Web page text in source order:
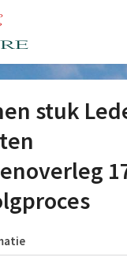
stuk